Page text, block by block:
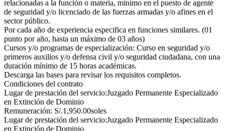
relacionadas a la función o materia, mínimo en el puesto de agente
de seguridad y/o licenciado de las fuerzas armadas y/o afines en el
sector público.
Por cada año de experiencia especifica en funciones similares. (01
punto por año, hasta un máximo de 03 años)
Cursos y/o programas de especialización: Curso en seguridad y/o
primeros auxilios y/o defensa civil y/o seguridad ciudadana, con una
duración mínimo de 15 horas académicas.
Descarga las bases para revisar los requisitos completos.
Condiciones del contrato
Lugar de prestación del servicio:Juzgado Permanente Especializado
en Extinción de Dominio
Remuneración: S/.1,950.00soles
Lugar de prestación del servicio:Juzgado Permanente Especializado
en Extinción de Dominio